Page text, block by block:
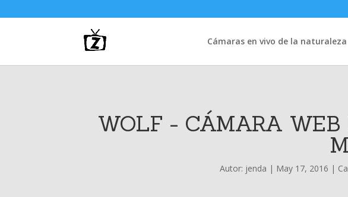
Cámaras en vivo de la naturaleza
WOLF - CÁMARA
Autor: jenda | May 17, 2016 |